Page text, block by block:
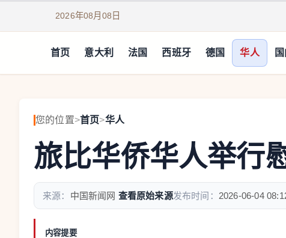
2026年08月08日
首页 意大利 法国 西班牙 德国 华人
您的位置>首页>华人
旅比华侨华人举行
来源： 中国新闻网 查看原始来源发布时间： 2026-06-04
内容提要